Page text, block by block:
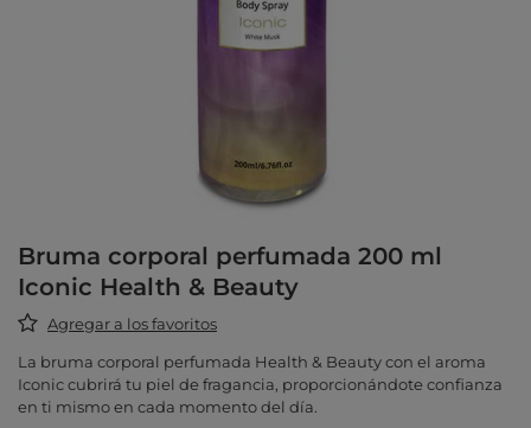
Bruma corporal perfumada 200 ml
Iconic Health & Beauty
Agregar a los favoritos
La bruma corporal perfumada Health & Beauty con el aroma
Iconic cubrirá tu piel de fragancia, proporcionándote confianza
en ti mismo en cada momento del día.